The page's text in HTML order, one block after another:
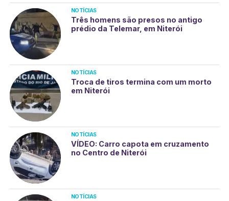
NOTÍCIAS
Três homens são presos no antigo
prédio da Telemar, em Niterói
NOTÍCIAS
Troca de tiros termina com um morto
em Niterói
NOTÍCIAS
VÍDEO: Carro capota em cruzamento
no Centro de Niterói
NOTÍCIAS